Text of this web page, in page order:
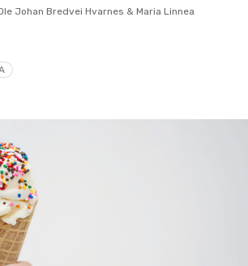
Johan Bredvei Hvarnes & Maria Linnea